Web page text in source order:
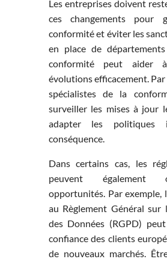
Les entreprises doivent
ces changements pour
conformité et éviter les
en place de
conformité peut aider
évolutions efficacement. Par
spécialistes de la
surveiller les mises à jour
adapter les politiques
conséquence.
Dans certains cas, les
peuvent
opportunités. Par exemple,
au Règlement Général sur
des Données (RGPD)
confiance des clients
de nouveaux marchés.